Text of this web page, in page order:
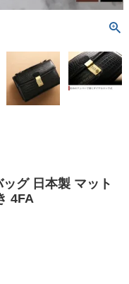
グ 日本製 マット
4FA